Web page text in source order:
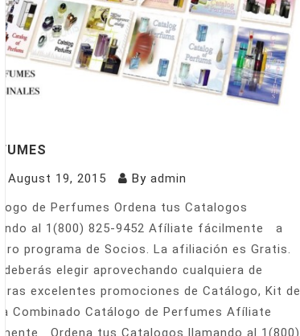
August 19, 2015 By admin
de Perfumes Ordena tus Catalogos
al 1(800) 825-9452 Afíliate fácilmente a
programa de Socios. La afiliación es Gratis.
deberás elegir aprovechando cualquiera de
excelentes promociones de Catálogo, Kit de
Combinado Catálogo de Perfumes Afíliate
Ordena tus Catalogos llamando al 1(800)